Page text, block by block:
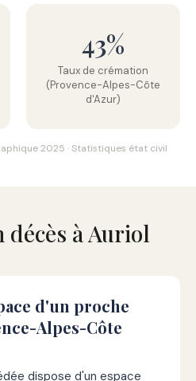
43%
Taux de crémation
(Provence-Alpes-Côte
d'Azur)
2025 · Statistiques état civil
à Auriol
d'un proche
Alpes-Côte
dispose d'un espace